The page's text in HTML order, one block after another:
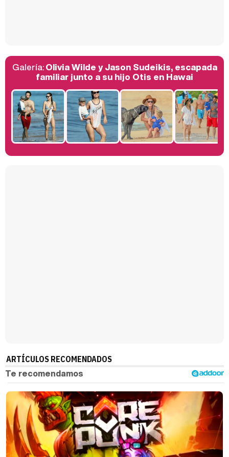
Belén Esteban: "Estoy emocionada, muy contenta y muy feliz por llegar a RTVE"
Manu Baqueiro: "Tuve como referente a Bruce Willis en 'Luz de Luna' para mi trabajo en la serie 'Perdiendo el juicio'"
Galería:Olivia Wilde y Jason Sudeikis, escapada
familiar junto a su hijo Otis en Hawai
ARTÍCULOS RECOMENDADOS